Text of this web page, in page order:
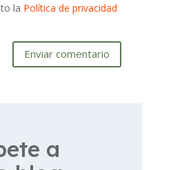
la Política de privacidad
Enviar comentario
a